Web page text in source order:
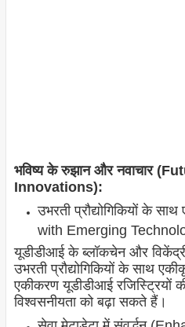
भविष्य के रुझान और नवाचार
Innovations):
उभरती प्रौद्योगिकियों के
with Emerging
यूडीडीआई के ब्लॉकचेन और
उभरती प्रौद्योगिकियों के साथ
एकीकरण यूडीडीआई रजिस्ट्रियों
विश्वसनीयता को बढ़ा सकते हैं।